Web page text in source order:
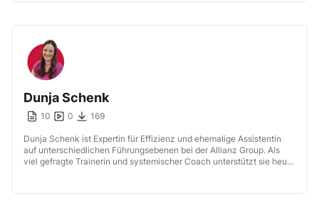
Dunja Schenk
10 0 169
Dunja Schenk ist Expertin für Effizienz und ehemalige Assistentin
auf unterschiedlichen Führungsebenen bei der Allianz Group. Als
viel gefragte Trainerin und systemischer Coach unterstützt sie heute